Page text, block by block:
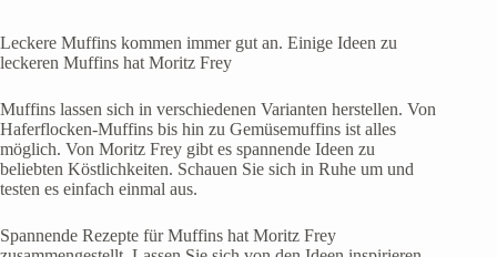
Leckere Muffins kommen immer gut an. Einige Ideen zu
leckeren Muffins hat Moritz Frey
Muffins lassen sich in verschiedenen Varianten herstellen. Von
Haferflocken-Muffins bis hin zu Gemüsemuffins ist alles
möglich. Von Moritz Frey gibt es spannende Ideen zu
beliebten Köstlichkeiten. Schauen Sie sich in Ruhe um und
testen es einfach einmal aus.
Spannende Rezepte für Muffins hat Moritz Frey